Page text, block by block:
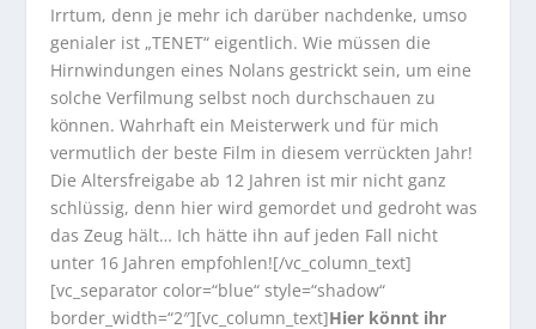
Irrtum, denn je mehr ich darüber nachdenke, umso
genialer ist „TENET“ eigentlich. Wie müssen die
Hirnwindungen eines Nolans gestrickt sein, um eine
solche Verfilmung selbst noch durchschauen zu
können. Wahrhaft ein Meisterwerk und für mich
vermutlich der beste Film in diesem verrückten Jahr!
Die Altersfreigabe ab 12 Jahren ist mir nicht ganz
schlüssig, denn hier wird gemordet und gedroht was
das Zeug hält… Ich hätte ihn auf jeden Fall nicht
unter 16 Jahren empfohlen![/vc_column_text]
[vc_separator color=“blue“ style=“shadow“
border_width=“2″][vc_column_text]Hier könnt ihr